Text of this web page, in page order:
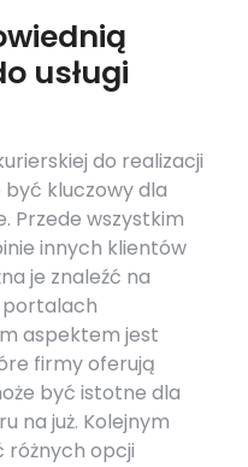
usługi
do realizacji
być kluczowy dla
Przede wszystkim
innych klientów
je znaleźć na
aspektem jest
firmy oferują
być istotne dla
na już. Kolejnym
różnych opcji